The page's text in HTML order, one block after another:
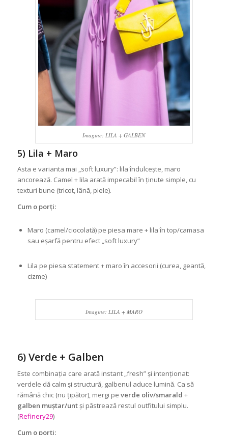
Imagine: LILA + GALBEN
5) Lila + Maro
Asta e varianta mai „soft luxury”: lila îndulcește, maro
ancorează. Camel + lila arată impecabil în ținute simple, cu
texturi bune (tricot, lână, piele).
Cum o porți:
Maro (camel/ciocolată) pe piesa mare + lila în top/camasa
sau eșarfă pentru efect „soft luxury”
Lila pe piesa statement + maro în accesorii (curea, geantă,
cizme)
Imagine: LILA + MARO
6) Verde + Galben
Este combinația care arată instant „fresh” și intenționat:
verdele dă calm și structură, galbenul aduce lumină. Ca să
rămână chic (nu țipător), mergi pe verde oliv/smarald +
galben muștar/untși păstrează restul outfitului simplu.
(Refinery29)
Cum o porți: